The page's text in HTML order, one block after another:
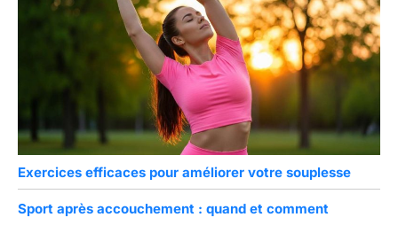
Exercices efficaces pour améliorer votre souplesse
Sport après accouchement : quand et comment